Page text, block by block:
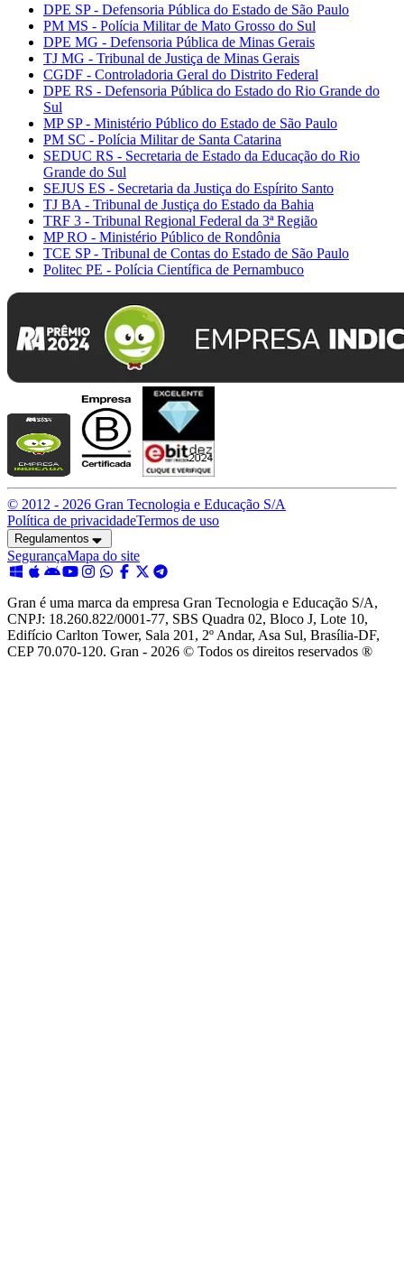
DPE SP - Defensoria Pública do Estado de São Paulo
PM MS - Polícia Militar de Mato Grosso do Sul
DPE MG - Defensoria Pública de Minas Gerais
TJ MG - Tribunal de Justiça de Minas Gerais
CGDF - Controladoria Geral do Distrito Federal
DPE RS - Defensoria Pública do Estado do Rio Grande do
Sul
MP SP - Ministério Público do Estado de São Paulo
PM SC - Polícia Militar de Santa Catarina
SEDUC RS - Secretaria de Estado da Educação do Rio
Grande do Sul
SEJUS ES - Secretaria da Justiça do Espírito Santo
TJ BA - Tribunal de Justiça do Estado da Bahia
TRF 3 - Tribunal Regional Federal da 3ª Região
MP RO - Ministério Público de Rondônia
TCE SP - Tribunal de Contas do Estado de São Paulo
Politec PE - Polícia Científica de Pernambuco
© 2012 - 2026 Gran Tecnologia e Educação S/A
Política de privacidadeTermos de uso
Regulamentos
SegurançaMapa do site
Gran é uma marca da empresa Gran Tecnologia e Educação S/A,
CNPJ: 18.260.822/0001-77, SBS Quadra 02, Bloco J, Lote 10,
Edifício Carlton Tower, Sala 201, 2º Andar, Asa Sul, Brasília-DF,
CEP 70.070-120. Gran - 2026 © Todos os direitos reservados ®